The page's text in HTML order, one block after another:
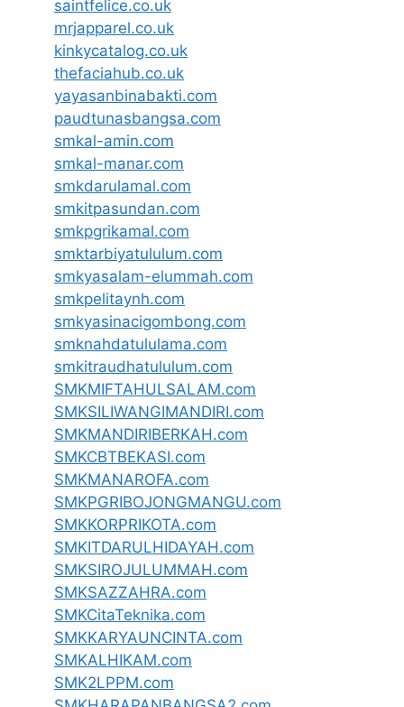
saintfelice.co.uk
mrjapparel.co.uk
kinkycatalog.co.uk
thefaciahub.co.uk
yayasanbinabakti.com
paudtunasbangsa.com
smkal-amin.com
smkal-manar.com
smkdarulamal.com
smkitpasundan.com
smkpgrikamal.com
smktarbiyatululum.com
smkyasalam-elummah.com
smkpelitaynh.com
smkyasinacigombong.com
smknahdatululama.com
smkitraudhatululum.com
SMKMIFTAHULSALAM.com
SMKSILIWANGIMANDIRI.com
SMKMANDIRIBERKAH.com
SMKCBTBEKASI.com
SMKMANAROFA.com
SMKPGRIBOJONGMANGU.com
SMKKORPRIKOTA.com
SMKITDARULHIDAYAH.com
SMKSIROJULUMMAH.com
SMKSAZZAHRA.com
SMKCitaTeknika.com
SMKKARYAUNCINTA.com
SMKALHIKAM.com
SMK2LPPM.com